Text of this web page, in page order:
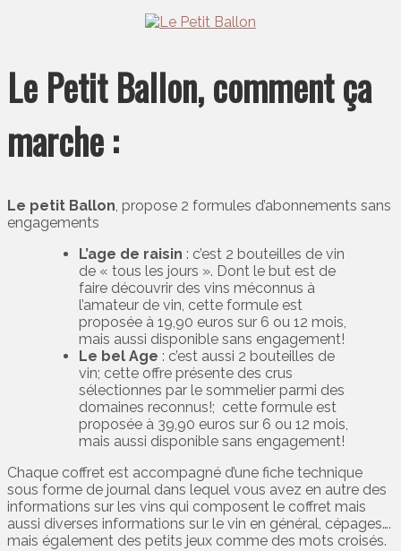
Le Petit Ballon, comment ça
marche :
Le petit Ballon, propose 2 formules d’abonnements sans
engagements
L’age de raisin : c’est 2 bouteilles de vin
de « tous les jours ». Dont le but est de
faire découvrir des vins méconnus à
l’amateur de vin, cette formule est
proposée à 19,90 euros sur 6 ou 12 mois,
mais aussi disponible sans engagement!
Le bel Age : c’est aussi 2 bouteilles de
vin; cette offre présente des crus
sélectionnes par le sommelier parmi des
domaines reconnus!; cette formule est
proposée à 39,90 euros sur 6 ou 12 mois,
mais aussi disponible sans engagement!
Chaque coffret est accompagné d’une fiche technique
sous forme de journal dans lequel vous avez en autre des
informations sur les vins qui composent le coffret mais
aussi diverses informations sur le vin en général, cépages….
mais également des petits jeux comme des mots croisés.